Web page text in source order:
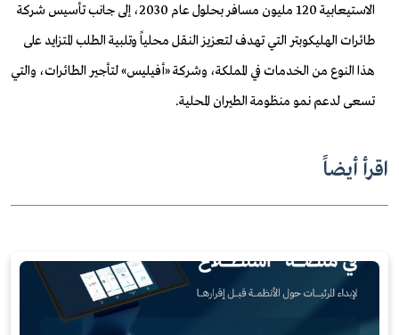
الاستيعابية 120 مليون مسافر بحلول عام 2030، إلى جانب تأسيس شركة
طائرات الهليكوبتر التي تهدف لتعزيز النقل محلياً وتلبية الطلب المتزايد على
هذا النوع من الخدمات في المملكة، وشركة «أفيليس» لتأجير الطائرات، والتي
تسعى لدعم نمو منظومة الطيران المحلية.
اقرأ أيضاً